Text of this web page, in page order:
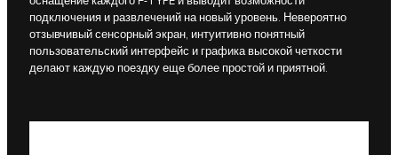
подключения и развлечений на новый уровень. Невероятно
отзывчивый сенсорный экран, интуитивно понятный
пользовательский интерфейс и графика высокой четкости
делают каждую поездку еще более простой и приятной.